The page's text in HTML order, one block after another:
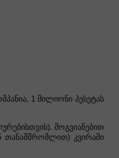
1 მილიონი პესეტას
მოგვიანებით
თანამშრომლით) კვირაში